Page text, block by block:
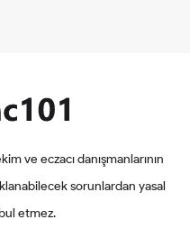
ve eczacı danışmanlarının
sorunlardan yasal
etmez.